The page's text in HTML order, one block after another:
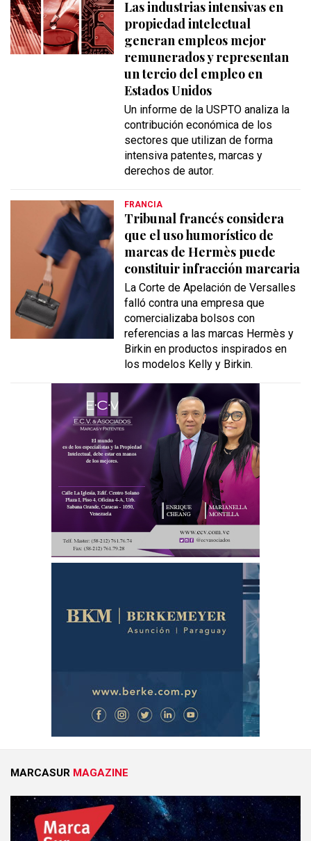
Las industrias intensivas en
propiedad intelectual
generan empleos mejor
remunerados y representan
un tercio del empleo en
Estados Unidos
Un informe de la USPTO analiza la
contribución económica de los
sectores que utilizan de forma
intensiva patentes, marcas y
derechos de autor.
FRANCIA
Tribunal francés considera
que el uso humorístico de
marcas de Hermès puede
constituir infracción marcaria
La Corte de Apelación de Versalles
falló contra una empresa que
comercializaba bolsos con
referencias a las marcas Hermès y
Birkin en productos inspirados en
los modelos Kelly y Birkin.
MARCASUR MAGAZINE